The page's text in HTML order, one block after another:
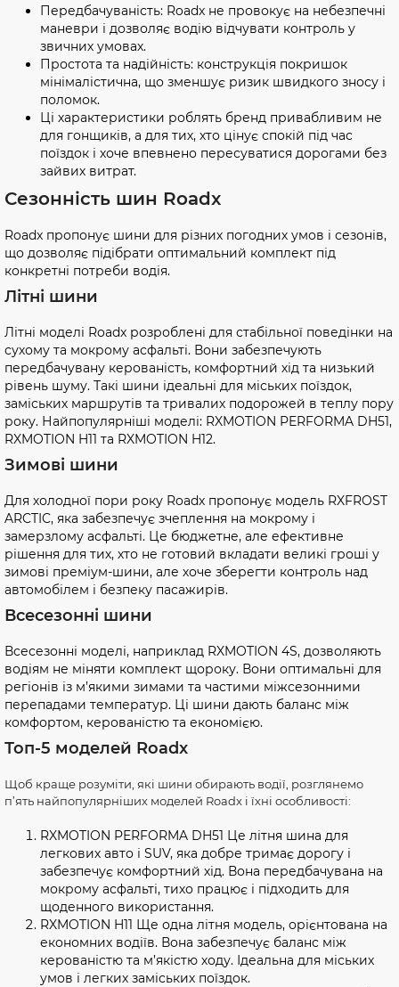
Передбачуваність: Roadx не провокує на небезпечні
маневри і дозволяє водію відчувати контроль у
звичних умовах.
Простота та надійність: конструкція покришок
мінімалістична, що зменшує ризик швидкого зносу і
поломок.
Ці характеристики роблять бренд привабливим не
для гонщиків, а для тих, хто цінує спокій під час
поїздок і хоче впевнено пересуватися дорогами без
зайвих витрат.
Сезонність шин Roadx
Roadx пропонує шини для різних погодних умов і сезонів,
що дозволяє підібрати оптимальний комплект під
конкретні потреби водія.
Літні шини
Літні моделі Roadx розроблені для стабільної поведінки на
сухому та мокрому асфальті. Вони забезпечують
передбачувану керованість, комфортний хід та низький
рівень шуму. Такі шини ідеальні для міських поїздок,
заміських маршрутів та тривалих подорожей в теплу пору
року. Найпопулярніші моделі: RXMOTION PERFORMA DH51,
RXMOTION H11 та RXMOTION H12.
Зимові шини
Для холодної пори року Roadx пропонує модель RXFROST
ARCTIC, яка забезпечує зчеплення на мокрому і
замерзлому асфальті. Це бюджетне, але ефективне
рішення для тих, хто не готовий вкладати великі гроші у
зимові преміум-шини, але хоче зберегти контроль над
автомобілем і безпеку пасажирів.
Всесезонні шини
Всесезонні моделі, наприклад RXMOTION 4S, дозволяють
водіям не міняти комплект щороку. Вони оптимальні для
регіонів із м’якими зимами та частими міжсезонними
перепадами температур. Ці шини дають баланс між
комфортом, керованістю та економією.
Топ-5 моделей Roadx
Щоб краще розуміти, які шини обирають водії, розглянемо
п’ять найпопулярніших моделей Roadx і їхні особливості:
RXMOTION PERFORMA DH51 Це літня шина для
легкових авто і SUV, яка добре тримає дорогу і
забезпечує комфортний хід. Вона передбачувана на
мокрому асфальті, тихо працює і підходить для
щоденного використання.
RXMOTION H11 Ще одна літня модель, орієнтована на
економних водіїв. Вона забезпечує баланс між
керованістю та м’якістю ходу. Ідеальна для міських
умов і легких заміських поїздок.